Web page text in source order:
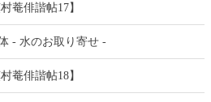
村菴俳諧帖17】
- 水のお取り寄せ -
村菴俳諧帖18】